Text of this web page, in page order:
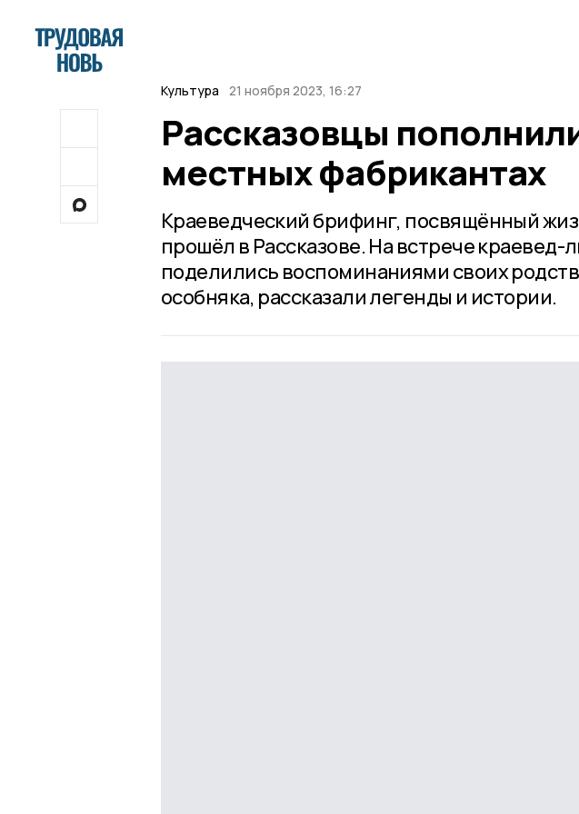
Культура 21 ноября 2023, 16:27
Рассказовцы
местных фабрикантах
Краеведческий брифинг, посвящённый
прошёл в Рассказове. На встрече
поделились воспоминаниями своих
особняка, рассказали легенды и истории.